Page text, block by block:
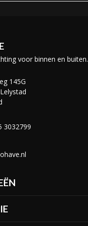
voor binnen en buiten.
145G
3032799